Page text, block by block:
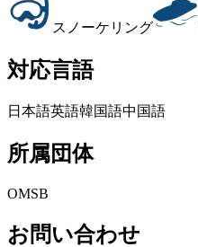
スノーケリング
対応言語
日本語英語韓国語中国語
所属団体
OMSB
お問い合わせ